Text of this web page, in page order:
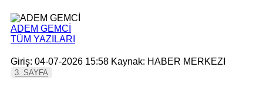
ADEM GEMCİ
TÜM YAZILARI
Giriş: 04-07-2026 15:58 Kaynak: HABER MERKEZI
3. SAYFA